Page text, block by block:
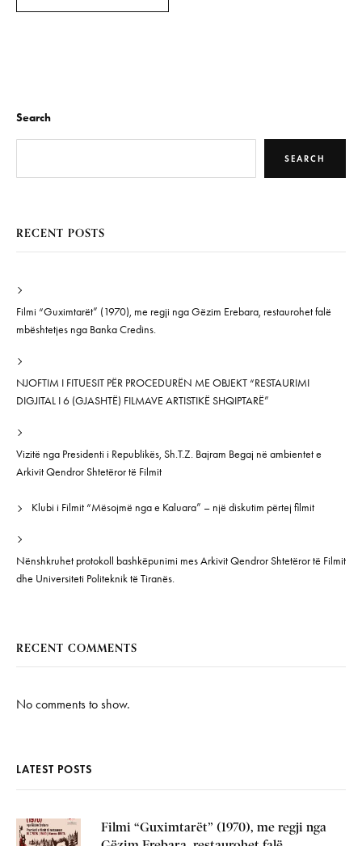
Search
SEARCH
RECENT POSTS
Filmi “Guximtarët” (1970), me regji nga Gëzim Erebara, restaurohet falë
mbështetjes nga Banka Credins.
NJOFTIM I FITUESIT PËR PROCEDURËN ME OBJEKT “RESTAURIMI
DIGJITAL I 6 (GJASHTË) FILMAVE ARTISTIKË SHQIPTARË”
Vizitë nga Presidenti i Republikës, Sh.T.Z. Bajram Begaj në ambientet e
Arkivit Qendror Shtetëror të Filmit
Klubi i Filmit “Mësojmë nga e Kaluara” – një diskutim përtej filmit
Nënshkruhet protokoll bashkëpunimi mes Arkivit Qendror Shtetëror të Filmit
dhe Universiteti Politeknik të Tiranës.
RECENT COMMENTS
No comments to show.
LATEST POSTS
Filmi “Guximtarët” (1970), me regji nga